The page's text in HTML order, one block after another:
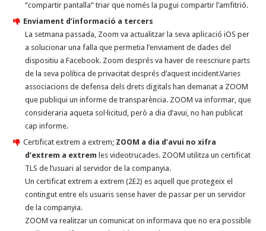
“compartir pantalla” triar que només la pugui compartir l’amfitrió.
Enviament d’informació a tercers
La setmana passada, Zoom va actualitzar la seva aplicació iOS per
a solucionar una falla que permetia l’enviament de dades del
dispositiu a Facebook. Zoom després va haver de reescriure parts
de la seva política de privacitat després d’aquest incident.Varies
associacions de defensa dels drets digitals han demanat a ZOOM
que publiqui un informe de transparència. ZOOM va informar, que
consideraria aqueta sol·licitud, però a dia d’avui, no han publicat
cap informe.
Certificat extrem a extrem; ZOOM a dia d’avui no xifra
d’extrem a extrem les videotrucades. ZOOM utilitza un certificat
TLS de l’usuari al servidor de la companyia.
Un certificat extrem a extrem (2E2) es aquell que protegeix el
contingut entre els usuaris sense haver de passar per un servidor
de la companyia.
ZOOM va realitzar un comunicat on informava que no era possible